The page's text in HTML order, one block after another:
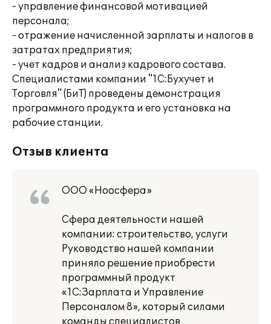
- управление финансовой мотивацией
персонала;
- отражение начисленной зарплаты и налогов в
затратах предприятия;
- учет кадров и анализ кадрового состава.
Специалистами компании "1С:Бухучет и
Торговля" (БиТ) проведены демонстрация
программного продукта и его установка на
рабочие станции.
Отзыв клиента
ООО «Ноосфера»
Сфера деятельности нашей
компании: строительство, услуги
Руководство нашей компании
приняло решение приобрести
программный продукт
«1С:Зарплата и Управление
Персоналом 8», который силами
команды специалистов